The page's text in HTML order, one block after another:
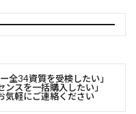
全34資質を受検したい」
ンスを一括購入したい」
気軽にご連絡ください